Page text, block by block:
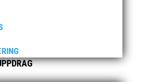
55, blir ny klubbchef i MAI.
den 13 april. Anders
och har bland
som tränare inom hockeyn i